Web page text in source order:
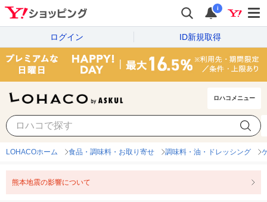
i
ログイン ID新規取得
ロハコメニュー
LOHACOホーム 食品・調味料・お取り寄せ 調味料・油・ドレッシング
熊本地震の影響について